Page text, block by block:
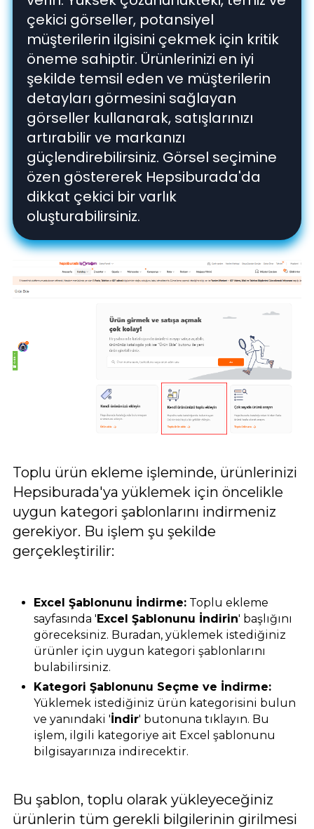
çekici görseller, potansiyel
müşterilerin ilgisini çekmek için kritik
öneme sahiptir. Ürünlerinizi en iyi
şekilde temsil eden ve müşterilerin
detayları görmesini sağlayan
görseller kullanarak, satışlarınızı
artırabilir ve markanızı
güçlendirebilirsiniz. Görsel seçimine
özen göstererek Hepsiburada'da
dikkat çekici bir varlık
oluşturabilirsiniz.
Toplu ürün ekleme işleminde, ürünlerinizi
Hepsiburada'ya yüklemek için öncelikle
uygun kategori şablonlarını indirmeniz
gerekiyor. Bu işlem şu şekilde
gerçekleştirilir:
Excel Şablonunu İndirme: Toplu ekleme
sayfasında 'Excel Şablonunu İndirin' başlığını
göreceksiniz. Buradan, yüklemek istediğiniz
ürünler için uygun kategori şablonlarını
bulabilirsiniz.
Kategori Şablonunu Seçme ve İndirme:
Yüklemek istediğiniz ürün kategorisini bulun
ve yanındaki 'İndir' butonuna tıklayın. Bu
işlem, ilgili kategoriye ait Excel şablonunu
bilgisayarınıza indirecektir.
Bu şablon, toplu olarak yükleyeceğiniz
ürünlerin tüm gerekli bilgilerinin girilmesi